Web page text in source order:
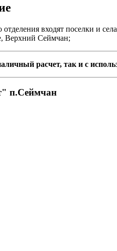
входят поселки и
Верхний Сеймчан;
расчет, так и с
п.Сеймчан